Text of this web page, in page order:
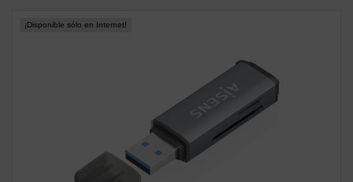
¡Disponible sólo en Internet!